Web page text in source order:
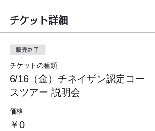
チケット詳細
販売終了
チケットの種類
6/16（金）チネイザン認定コー
スツアー 説明会
価格
￥0